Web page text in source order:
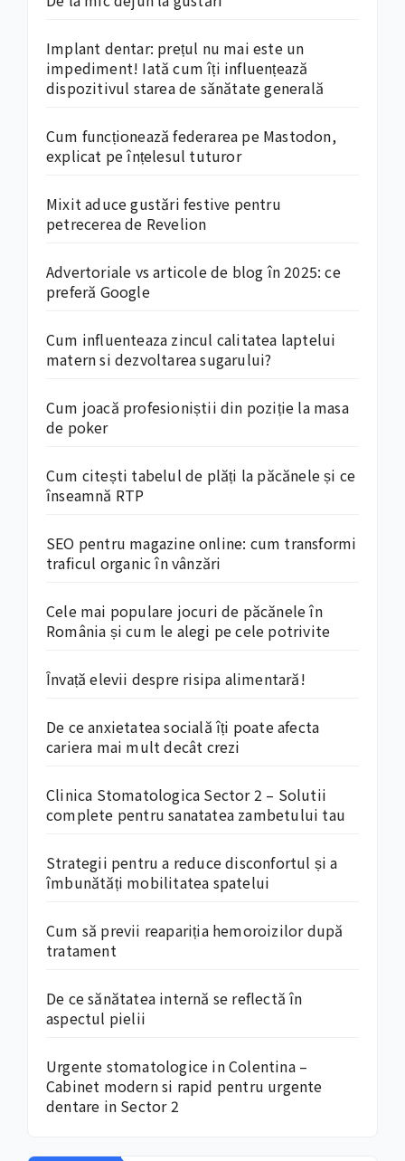
Implant dentar: prețul nu mai este un
impediment! Iată cum îți influențează
dispozitivul starea de sănătate generală
Cum funcționează federarea pe Mastodon,
explicat pe înțelesul tuturor
Mixit aduce gustări festive pentru
petrecerea de Revelion
Advertoriale vs articole de blog în 2025: ce
preferă Google
Cum influenteaza zincul calitatea laptelui
matern si dezvoltarea sugarului?
Cum joacă profesioniștii din poziție la masa
de poker
Cum citești tabelul de plăți la păcănele și ce
înseamnă RTP
SEO pentru magazine online: cum transformi
traficul organic în vânzări
Cele mai populare jocuri de păcănele în
România și cum le alegi pe cele potrivite
Învață elevii despre risipa alimentară!
De ce anxietatea socială îți poate afecta
cariera mai mult decât crezi
Clinica Stomatologica Sector 2 – Solutii
complete pentru sanatatea zambetului tau
Strategii pentru a reduce disconfortul și a
îmbunătăți mobilitatea spatelui
Cum să previi reapariția hemoroizilor după
tratament
De ce sănătatea internă se reflectă în
aspectul pielii
Urgente stomatologice in Colentina –
Cabinet modern si rapid pentru urgente
dentare in Sector 2